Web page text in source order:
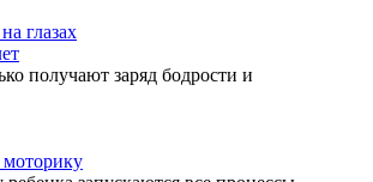
получают заряд бодрости и